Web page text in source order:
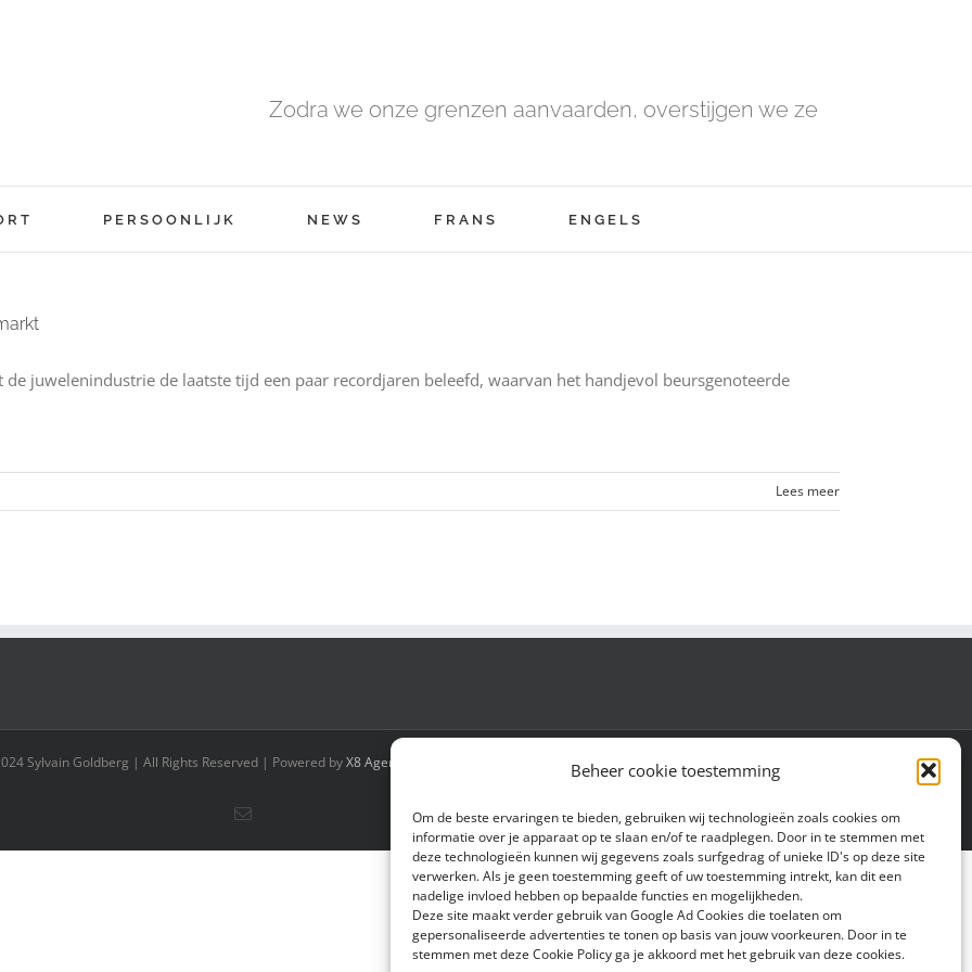
Beheer cookie toestemming
Om de beste ervaringen te bieden, gebruiken wij technologieën zoals cookies om
informatie over je apparaat op te slaan en/of te raadplegen. Door in te stemmen met
deze technologieën kunnen wij gegevens zoals surfgedrag of unieke ID's op deze site
verwerken. Als je geen toestemming geeft of uw toestemming intrekt, kan dit een
nadelige invloed hebben op bepaalde functies en mogelijkheden.
Deze site maakt verder gebruik van Google Ad Cookies die toelaten om
gepersonaliseerde advertenties te tonen op basis van jouw voorkeuren. Door in te
stemmen met deze Cookie Policy ga je akkoord met het gebruik van deze cookies.
Zodra we onze grenzen aanvaarden, overstijgen we ze
PERSOONLIJK NEWS FRANS ENGELS
juwelenindustrie de laatste tijd een paar recordjaren beleefd, waarvan het handjevol beursgenoteerde
Lees meer
Sylvain Goldberg | All Rights Reserved | Powered byX8 Agency Cookiebeleid
E-